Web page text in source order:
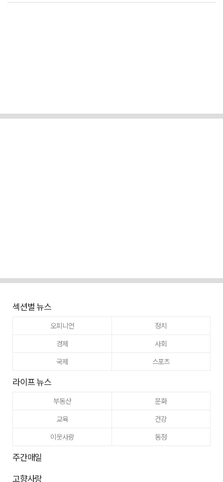
섹션별 뉴스
오피니언
정치
경제
사회
국제
스포츠
라이프 뉴스
부동산
문화
교육
건강
이웃사랑
동정
주간매일
고향사랑